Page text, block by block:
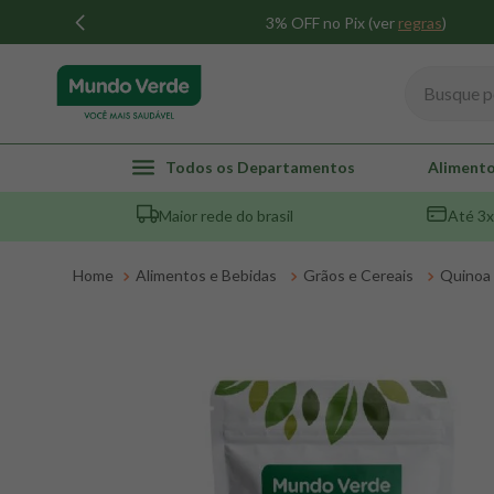
3% OFF no Pix (ver regras)
Todos os Departamentos
Maior rede do brasil Até
Alimentos e Bebidas Grãos e Cereais Quinoa
TERMOS MAIS BUSCADOS
1º whey
2º creatina
maca peruana
snack proteico mundo verde